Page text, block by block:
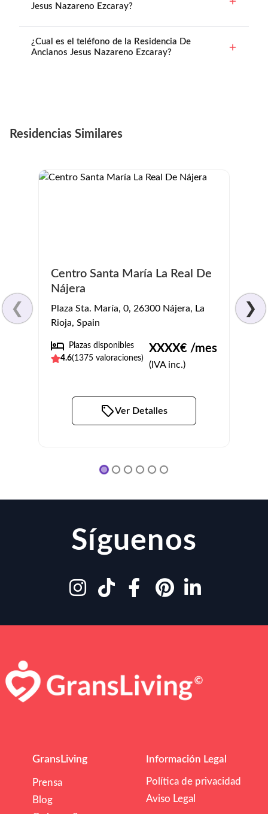
Jesus Nazareno Ezcaray?
¿Cual es el teléfono de la Residencia De
Ancianos Jesus Nazareno Ezcaray?
Residencias Similares
❮
Centro Santa María La Real De
Nájera
Plaza Sta. María, 0, 26300 Nájera, La
Rioja, Spain
Plazas disponibles
4.6(1375 valoraciones)
XXXX€ /mes
(IVA inc.)
Ver Detalles
❯
Síguenos
GransLiving
Prensa
Blog
Información Legal
Política de privacidad
Aviso Legal